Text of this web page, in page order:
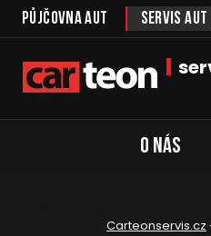
Půjčovna aut Servis aut
O nás
Carteonservis.cz